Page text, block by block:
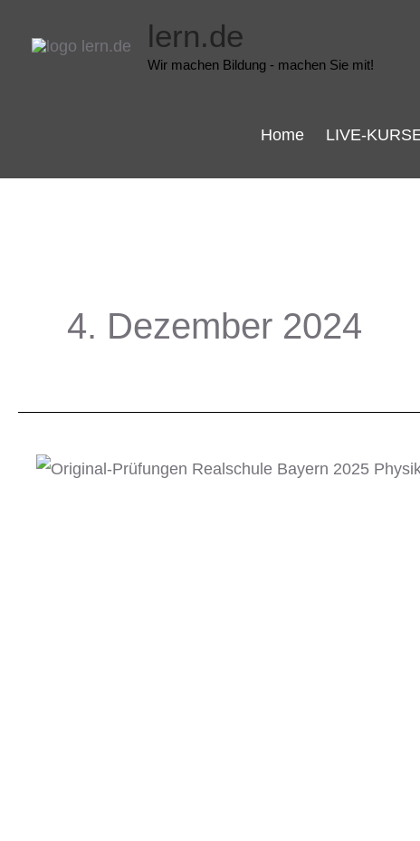
Inhalt
lern.de
Wir machen Bildung - machen Sie mit!
Home LIVE-
4. Dezember 2024